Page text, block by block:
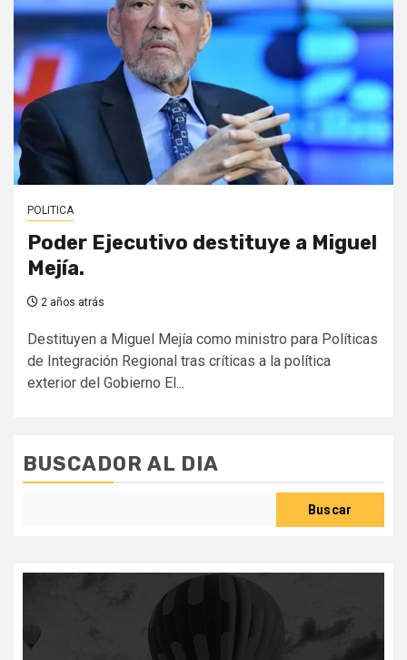
POLITICA
Poder Ejecutivo destituye a Miguel
Mejía.
2 años atrás
Destituyen a Miguel Mejía como ministro para Políticas
de Integración Regional tras críticas a la política
exterior del Gobierno El...
BUSCADOR AL DIA
Buscar